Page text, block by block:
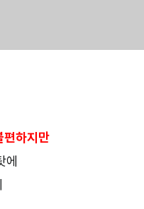
편하지만
에